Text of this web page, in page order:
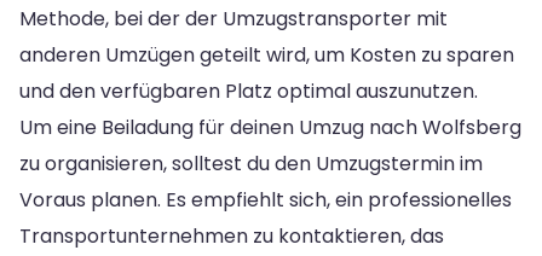
Methode, bei der der Umzugstransporter mit
anderen Umzügen geteilt wird, um Kosten zu sparen
und den verfügbaren Platz optimal auszunutzen.
Um eine Beiladung für deinen Umzug nach Wolfsberg
zu organisieren, solltest du den Umzugstermin im
Voraus planen. Es empfiehlt sich, ein professionelles
Transportunternehmen zu kontaktieren, das